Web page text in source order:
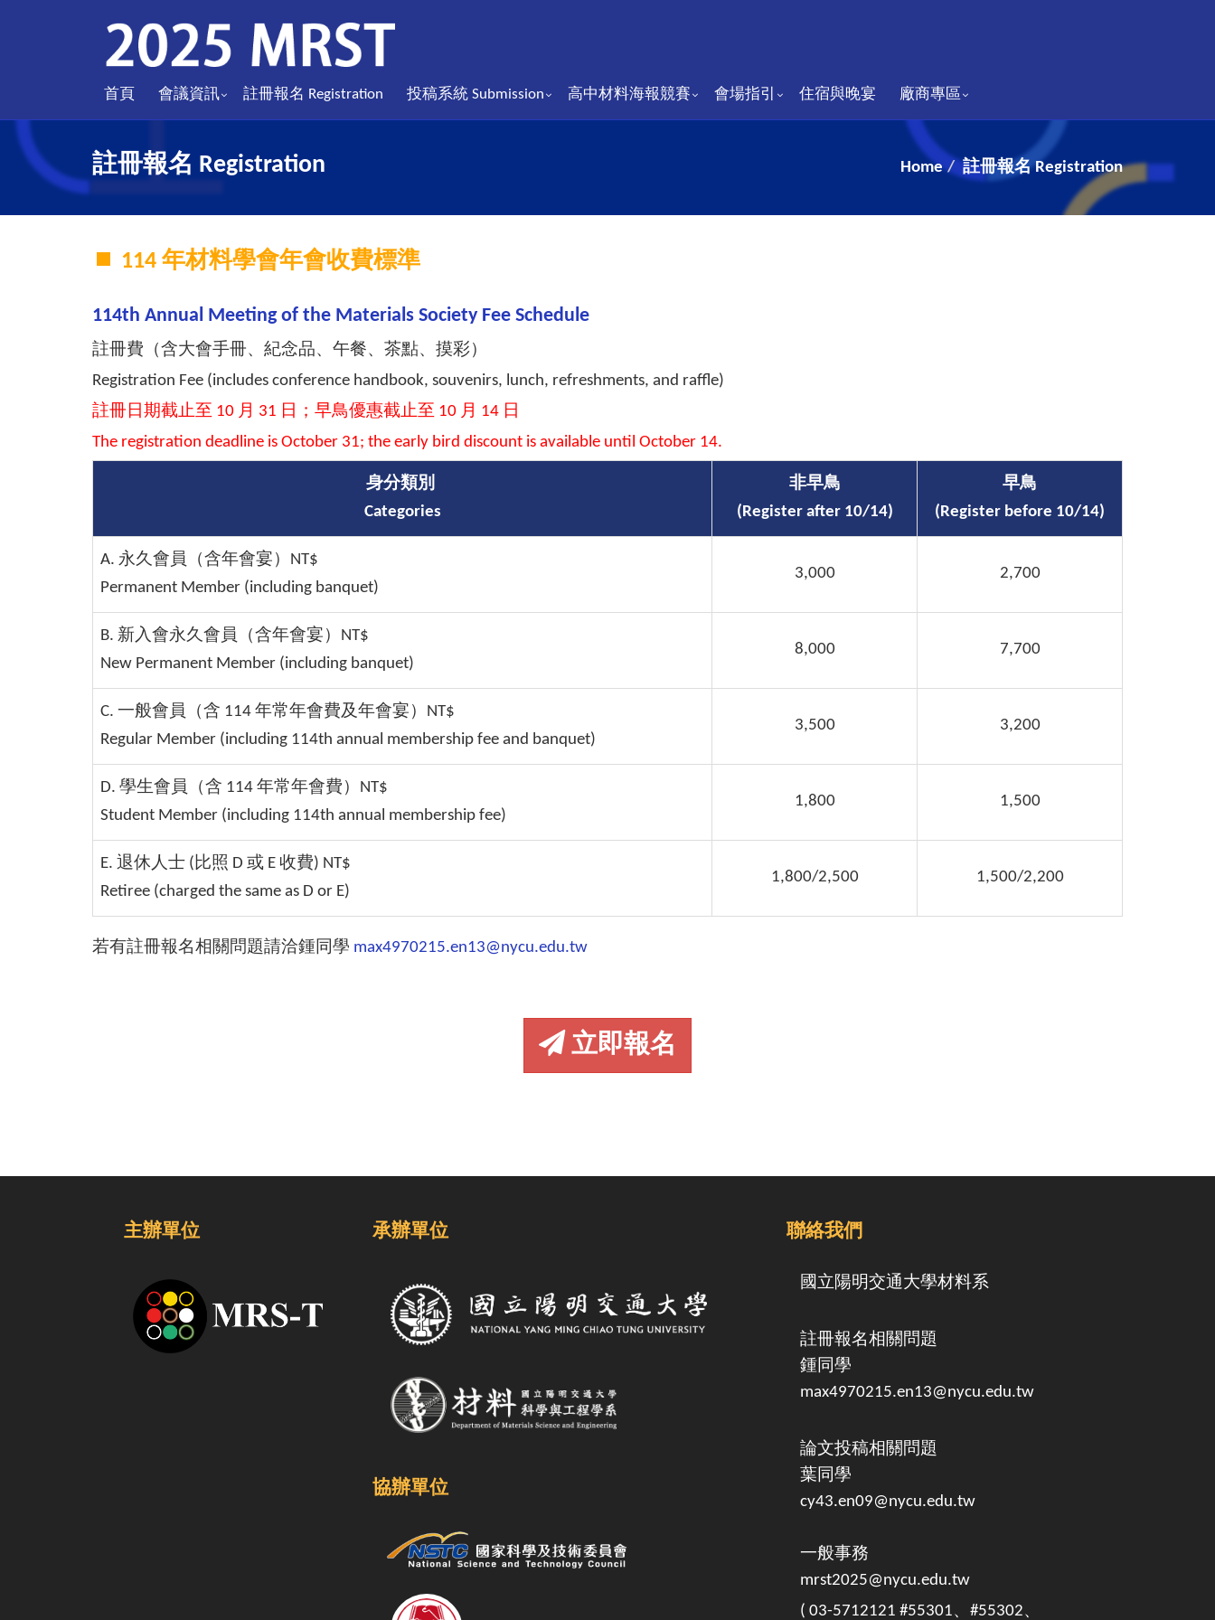
首頁 會議資訊 註冊報名 Registration 投稿系統 Submission ⾼中材料海報競賽 會場指引 住宿與晚宴 廠商專區
註冊報名 Registration Home 註冊報名 Registration
114 年材料學會年會收費標準
114th Annual Meeting of the Materials Society Fee Schedule
註冊費（含大會手冊、紀念品、午餐、茶點、摸彩）
Registration Fee (includes conference handbook, souvenirs, lunch, refreshments, and raffle)
註冊日期截止至 10 月 31 日；早鳥優惠截止至 10 月 14 日
The registration deadline is October 31; the early bird discount is available until October 14.
身分類別
Categories
非早鳥
(Register after 10/14)
早鳥
(Register before 10/14)
A. 永久會員（含年會宴）NT$
Permanent Member (including banquet)
3,000 2,700
B. 新入會永久會員（含年會宴）NT$
New Permanent Member (including banquet)
8,000 7,700
C. 一般會員（含 114 年常年會費及年會宴）NT$
Regular Member (including 114th annual membership fee and banquet)
3,500 3,200
D. 學生會員（含 114 年常年會費）NT$
Student Member (including 114th annual membership fee)
1,800 1,500
E. 退休人士 (比照 D 或 E 收費) NT$
Retiree (charged the same as D or E)
1,800/2,500 1,500/2,200
若有註冊報名相關問題請洽鍾同學 max4970215.en13@nycu.edu.tw
立即報名
主辦單位 承辦單位
協辦單位
聯絡我們
國立陽明交通大學材料系
註冊報名相關問題
鍾同學
max4970215.en13@nycu.edu.tw
論文投稿相關問題
葉同學
cy43.en09@nycu.edu.tw
一般事務
mrst2025@nycu.edu.tw
( 03-5712121 #55301、#55302、